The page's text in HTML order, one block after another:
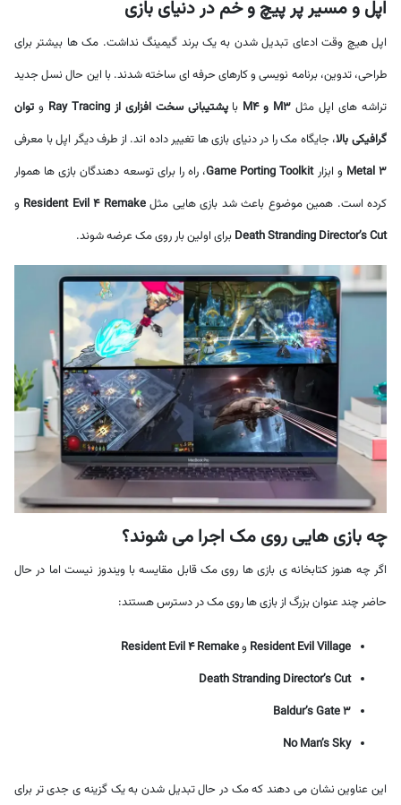
اپل و مسیر پر پیچ و خم در دنیای بازی
اپل هیچ وقت ادعای تبدیل شدن به یک برند گیمینگ نداشت. مک ها بیشتر برای
طراحی، تدوین، برنامه نویسی و کارهای حرفه ای ساخته شدند. با این حال نسل جدید
تراشه های اپل مثل M3 و M4 باپشتیبانی سخت افزاری از Ray Tracing و توان
گرافیکی بالا، جایگاه مک را در دنیای بازی ها تغییر داده اند. از طرف دیگر اپل با معرفی
Metal 3 و ابزارGame Porting Toolkit، راه را برای توسعه دهندگان بازی ها هموار
کرده است. همین موضوع باعث شد بازی هایی مثلResident Evil 4 Remake و
Death Stranding Director’s Cut برای اولین بار روی مک عرضه شوند.
چه بازی هایی روی مک اجرا می شوند؟
اگر چه هنوز کتابخانه ی بازی ها روی مک قابل مقایسه با ویندوز نیست اما در حال
حاضر چند عنوان بزرگ از بازی ها روی مک در دسترس هستند:
Resident Evil Village وResident Evil 4 Remake
Death Stranding Director’s Cut
Baldur’s Gate 3
No Man’s Sky
این عناوین نشان می دهند که مک در حال تبدیل شدن به یک گزینه ی جدی تر برای